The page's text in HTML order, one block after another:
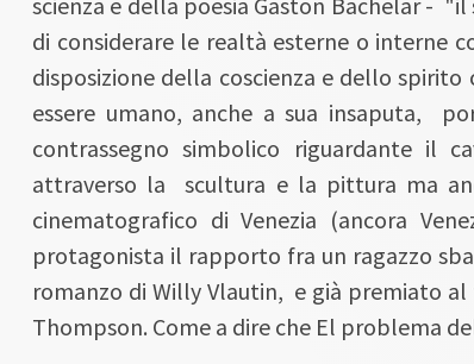
di considerare le realtà esterne o interne
disposizione della coscienza e dello
essere umano, anche a sua insaputa,
contrassegno simbolico riguardante il
attraverso la scultura e la pittura ma
cinematografico di Venezia (ancora
protagonista il rapporto fra un ragazzo
romanzo di Willy Vlautin, e già premiato
Thompson. Come a dire che El problema